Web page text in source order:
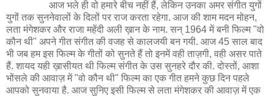
आज भले ही वो हमारे बीच नहीं हैं, लेकिन उनका अमर संगीत युगों
युगों तक सुननेवालों के दिलों पर राज करता रहेगा. आज की शाम मदन मोहन,
लता मंगेशकर और राजा महेंदी अली ख़ान के नाम. सन् 1964 में बनी फिल्म "वो
कौन थी" अपने गीत संगीत की वजह से कालजयी बन गयी. आज 45 साल बाद
भी जब हम इस फिल्म के गीतों को सुनते हैं तो इनमें वही ताज़गी, वही असर पाते
हैं. शायद यही ख़ासीयत थी फिल्म संगीत के उस सुनहरे दौर की. दोस्तों, आशा
भोंसले की आवाज़ में "वो कौन थी" फिल्म का एक गीत हमने कुछ दिन पहले
आपको सुनवाया है. आज सुनिए इसी फिल्म से लता मंगेशकर की आवाज़ में एक